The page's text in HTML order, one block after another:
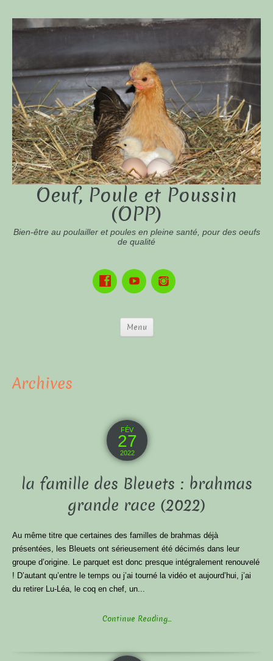
Oeuf, Poule et Poussin
(OPP)
Bien-être au poulailler et poules en pleine santé, pour des oeufs
de qualité
Menu
Archives
FÉV
27
2022
la famille des Bleuets : brahmas
grande race (2022)
Au même titre que certaines des familles de brahmas déjà
présentées, les Bleuets ont sérieusement été décimés dans leur
groupe d’origine. Le parquet est donc presque intégralement renouvelé
! D’autant qu’entre le temps ou j’ai tourné la vidéo et aujourd’hui, j’ai
du retirer Lu-Léa, le coq en chef, un...
Continue Reading...